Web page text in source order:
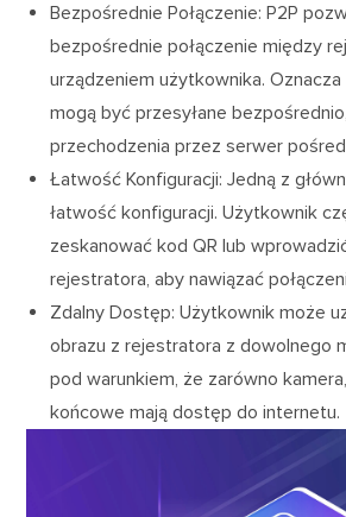
Bezpośrednie Połączenie: P2P
bezpośrednie połączenie między
urządzeniem użytkownika.
mogą być przesyłane
przechodzenia przez serwer
Łatwość Konfiguracji: Jedną z
łatwość konfiguracji. Użytkownik
zeskanować kod QR lub
rejestratora, aby nawiązać
Zdalny Dostęp: Użytkownik może
obrazu z rejestratora z dowolnego
pod warunkiem, że zarówno
końcowe mają dostęp do internetu.